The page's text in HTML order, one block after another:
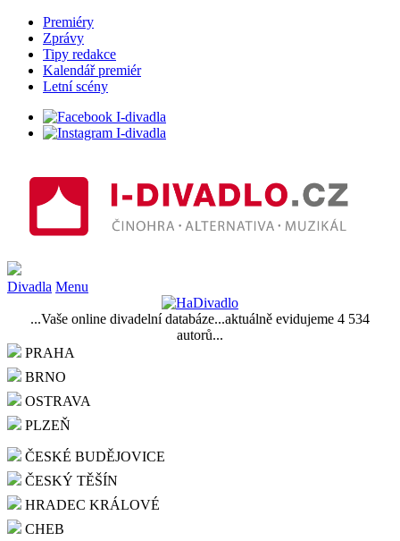
Premiéry
Zprávy
Tipy redakce
Kalendář premiér
Letní scény
Divadla Menu
...Vaše online divadelní databáze...aktuálně evidujeme 4 534
autorů...
PRAHA
BRNO
OSTRAVA
PLZEŇ
ČESKÉ BUDĚJOVICE
ČESKÝ TĚŠÍN
HRADEC KRÁLOVÉ
CHEB